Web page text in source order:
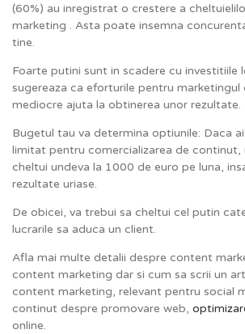
(60%) au inregistrat o crestere a
marketing . Asta poate insemna
tine.
Foarte putini sunt in scadere cu investitiile
sugereaza ca eforturile pentru
mediocre ajuta la obtinerea unor rezultate.
Bugetul tau va determina optiunile: Daca
limitat pentru comercializarea de continut,
cheltui undeva la 1000 de euro pe luna,
rezultate uriase.
De obicei, va trebui sa cheltui cel putin
lucrarile sa aduca un client.
Afla mai multe detalii despre content
content marketing dar si cum sa scrii un
content marketing, relevant pentru social
continut despre promovare web,
online.